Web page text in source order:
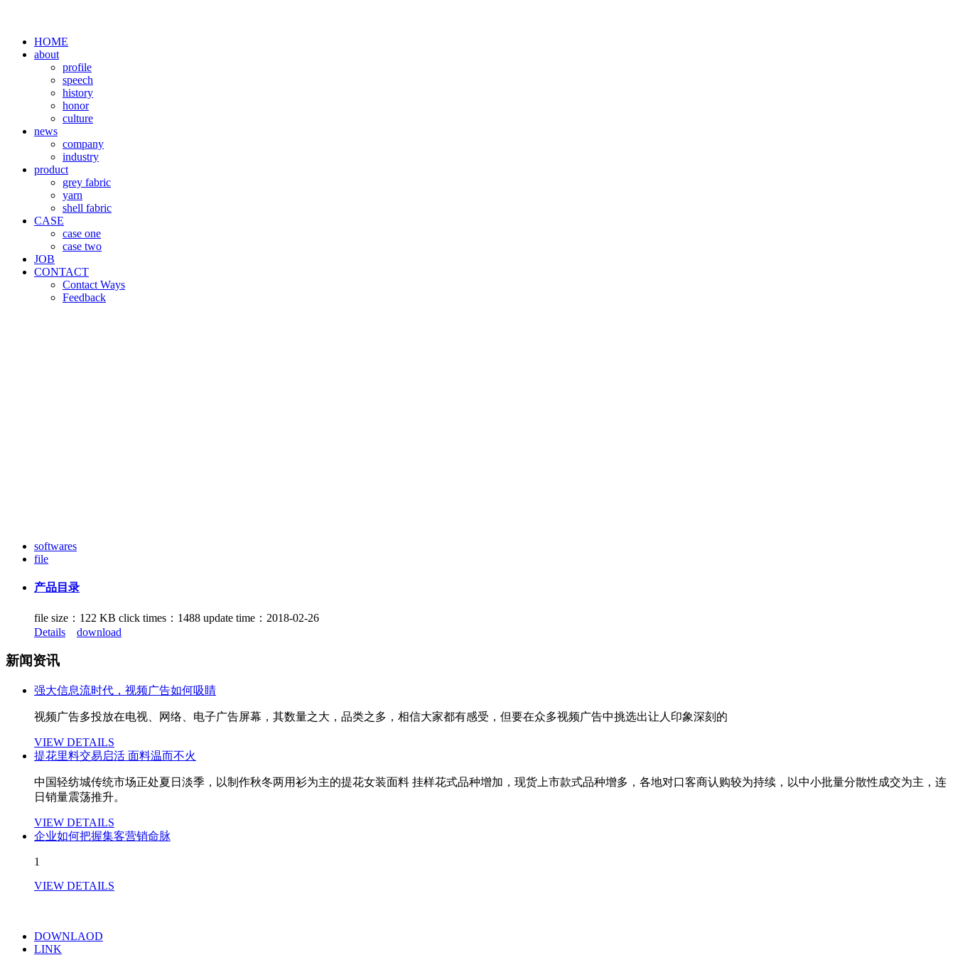
HOME
about
profile
speech
history
honor
culture
news
company
industry
product
grey fabric
yarn
shell fabric
CASE
case one
case two
JOB
CONTACT
Contact Ways
Feedback
softwares
file
产品目录
file size：122 KB click times：1488 update time：2018-02-26
Details
download
新闻资讯
强大信息流时代，视频广告如何吸睛
视频广告多投放在电视、网络、电子广告屏幕，其数量之大，品类之多，相信大家都有感受，但要在众多视频广告中挑选出让人印象深刻的
VIEW DETAILS
提花里料交易启活 面料温而不火
中国轻纺城传统市场正处夏日淡季，以制作秋冬两用衫为主的提花女装面料 挂样花式品种增加，现货上市款式品种增多，各地对口客商认购较为持续，以中小批量分散性成交为主，连
日销量震荡推升。
VIEW DETAILS
企业如何把握集客营销命脉
1
VIEW DETAILS
DOWNLAOD
LINK